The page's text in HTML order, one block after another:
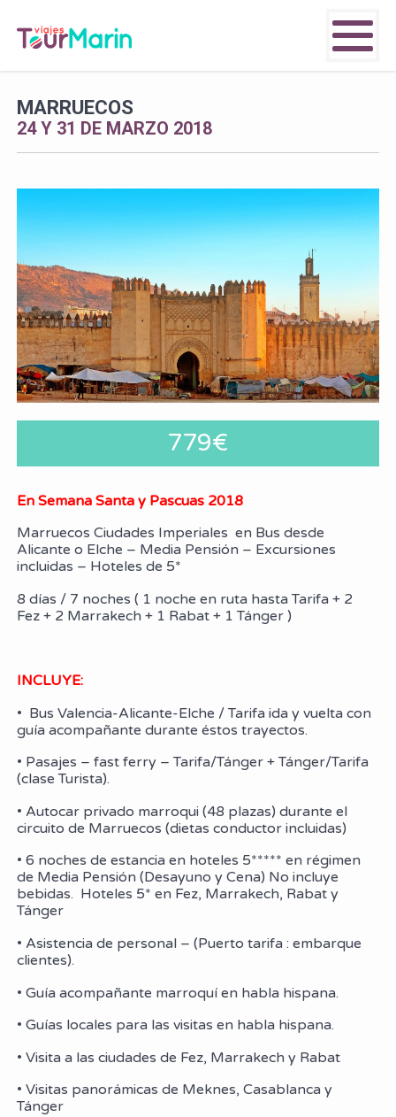
MARRUECOS
24 Y 31 DE MARZO 2018
779€
En Semana Santa y Pascuas 2018
Marruecos Ciudades Imperiales en Bus desde
Alicante o Elche – Media Pensión – Excursiones
incluidas – Hoteles de 5*
8 días / 7 noches ( 1 noche en ruta hasta Tarifa + 2
Fez + 2 Marrakech + 1 Rabat + 1 Tánger )
INCLUYE:
• Bus Valencia-Alicante-Elche / Tarifa ida y vuelta con
guía acompañante durante éstos trayectos.
• Pasajes – fast ferry – Tarifa/Tánger + Tánger/Tarifa
(clase Turista).
• Autocar privado marroqui (48 plazas) durante el
circuito de Marruecos (dietas conductor incluidas)
• 6 noches de estancia en hoteles 5***** en régimen
de Media Pensión (Desayuno y Cena) No incluye
bebidas. Hoteles 5* en Fez, Marrakech, Rabat y
Tánger
• Asistencia de personal – (Puerto tarifa : embarque
clientes).
• Guía acompañante marroquí en habla hispana.
• Guías locales para las visitas en habla hispana.
• Visita a las ciudades de Fez, Marrakech y Rabat
• Visitas panorámicas de Meknes, Casablanca y
Tánger